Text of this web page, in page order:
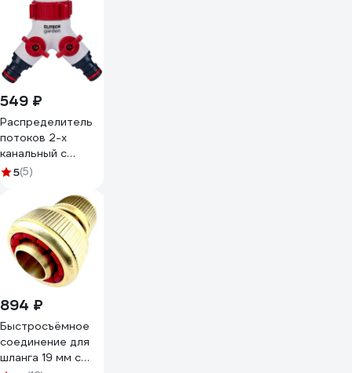
549 ₽
Распределитель
потоков 2-х
канальный с
переходником для
сверху HF 005
Garden Elitech
206029
5(5)
894 ₽
Быстросъёмное
соединение для
шланга 19 мм с